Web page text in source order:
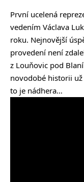
První ucelená
vedením Václava
roku. Nejnovější
provedení není
z Louňovic pod
novodobé historii už
to je nádhera…